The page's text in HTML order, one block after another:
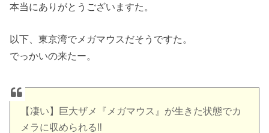
本当にありがとうございますた。
以下、東京湾でメガマウスだそうですた。
でっかいの来たー。
【凄い】巨大ザメ『メガマウス』が生きた状態でカ
メラに収められる‼︎